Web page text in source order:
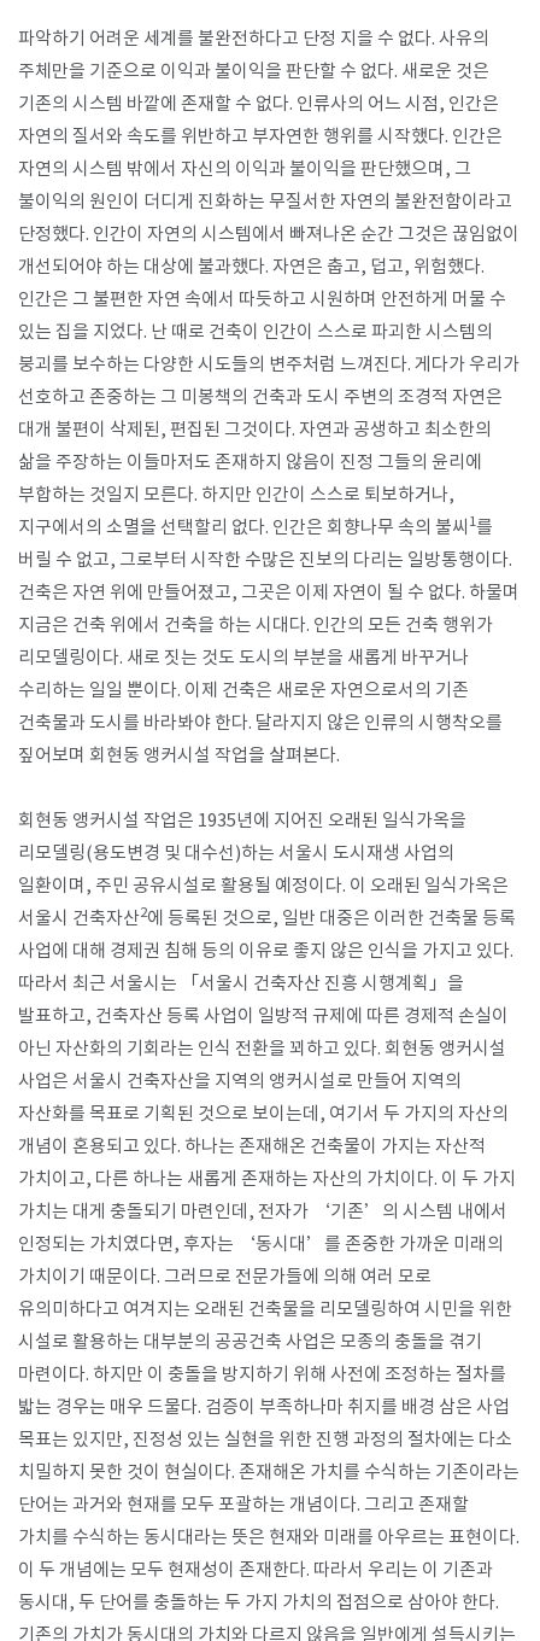
파악하기 어려운 세계를 불완전하다고 단정 지을 수 없다. 사유의
주체만을 기준으로 이익과 불이익을 판단할 수 없다. 새로운 것은
기존의 시스템 바깥에 존재할 수 없다. 인류사의 어느 시점, 인간은
자연의 질서와 속도를 위반하고 부자연한 행위를 시작했다. 인간은
자연의 시스템 밖에서 자신의 이익과 불이익을 판단했으며, 그
불이익의 원인이 더디게 진화하는 무질서한 자연의 불완전함이라고
단정했다. 인간이 자연의 시스템에서 빠져나온 순간 그것은 끊임없이
개선되어야 하는 대상에 불과했다. 자연은 춥고, 덥고, 위험했다.
인간은 그 불편한 자연 속에서 따듯하고 시원하며 안전하게 머물 수
있는 집을 지었다. 난 때로 건축이 인간이 스스로 파괴한 시스템의
붕괴를 보수하는 다양한 시도들의 변주처럼 느껴진다. 게다가 우리가
선호하고 존중하는 그 미봉책의 건축과 도시 주변의 조경적 자연은
대개 불편이 삭제된, 편집된 그것이다. 자연과 공생하고 최소한의
삶을 주장하는 이들마저도 존재하지 않음이 진정 그들의 윤리에
부합하는 것일지 모른다. 하지만 인간이 스스로 퇴보하거나,
지구에서의 소멸을 선택할리 없다. 인간은 회향나무 속의 불씨 ​1를
버릴 수 없고, 그로부터 시작한 수많은 진보의 다리는 일방통행이다.
건축은 자연 위에 만들어졌고, 그곳은 이제 자연이 될 수 없다. 하물며
지금은 건축 위에서 건축을 하는 시대다. 인간의 모든 건축 행위가
리모델링이다. 새로 짓는 것도 도시의 부분을 새롭게 바꾸거나
수리하는 일일 뿐이다. 이제 건축은 새로운 자연으로서의 기존
건축물과 도시를 바라봐야 한다. 달라지지 않은 인류의 시행착오를
짚어보며 회현동 앵커시설 작업을 살펴본다.
회현동 앵커시설 작업은 1935년에 지어진 오래된 일식가옥을
리모델링(용도변경 및 대수선)하는 서울시 도시재생 사업의
일환이며, 주민 공유시설로 활용될 예정이다. 이 오래된 일식가옥은
서울시 건축자산​2에 등록된 것으로, 일반 대중은 이러한 건축물 등록
사업에 대해 경제권 침해 등의 이유로 좋지 않은 인식을 가지고 있다.
따라서 최근 서울시는 「서울시 건축자산 진흥 시행계획」을
발표하고, 건축자산 등록 사업이 일방적 규제에 따른 경제적 손실이
아닌 자산화의 기회라는 인식 전환을 꾀하고 있다. 회현동 앵커시설
사업은 서울시 건축자산을 지역의 앵커시설로 만들어 지역의
자산화를 목표로 기획된 것으로 보이는데, 여기서 두 가지의 자산의
개념이 혼용되고 있다. 하나는 존재해온 건축물이 가지는 자산적
가치이고, 다른 하나는 새롭게 존재하는 자산의 가치이다. 이 두 가지
가치는 대게 충돌되기 마련인데, 전자가 ‘기존’의 시스템 내에서
인정되는 가치였다면, 후자는 ‘동시대’를 존중한 가까운 미래의
가치이기 때문이다. 그러므로 전문가들에 의해 여러 모로
유의미하다고 여겨지는 오래된 건축물을 리모델링하여 시민을 위한
시설로 활용하는 대부분의 공공건축 사업은 모종의 충돌을 겪기
마련이다. 하지만 이 충돌을 방지하기 위해 사전에 조정하는 절차를
밟는 경우는 매우 드물다. 검증이 부족하나마 취지를 배경 삼은 사업
목표는 있지만, 진정성 있는 실현을 위한 진행 과정의 절차에는 다소
치밀하지 못한 것이 현실이다. 존재해온 가치를 수식하는 기존이라는
단어는 과거와 현재를 모두 포괄하는 개념이다. 그리고 존재할
가치를 수식하는 동시대라는 뜻은 현재와 미래를 아우르는 표현이다.
이 두 개념에는 모두 현재성이 존재한다. 따라서 우리는 이 기존과
동시대, 두 단어를 충돌하는 두 가지 가치의 접점으로 삼아야 한다.
기존의 가치가 동시대의 가치와 다르지 않음을 일반에게 설득시키는